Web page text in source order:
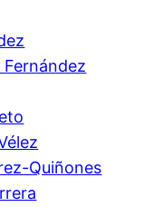
Quiñones